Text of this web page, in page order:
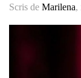
Scris de Marilena,